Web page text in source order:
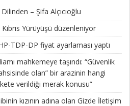
– Şifa Alçıcıoğlu
Yürüyüşü düzenleniyor
TDP-DP fiyat ayarlaması yaptı
mahkemeye taşındı: “Güvenlik
olan” bir arazinin hangi
verildiği merak konusu”
kızının adına olan Gizde İletişim